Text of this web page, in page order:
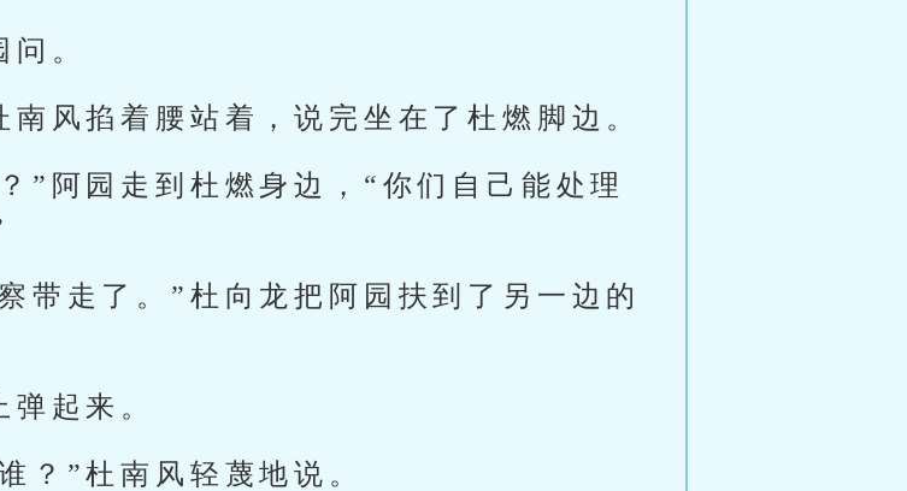
。
风掐着腰站着，说完坐在了杜燃脚边。
”阿园走到杜燃身边，“你们自己能处理
带走了。”杜向龙把阿园扶到了另一边的
起来。
？”杜南风轻蔑地说。